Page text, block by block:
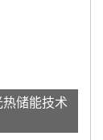
储能技术